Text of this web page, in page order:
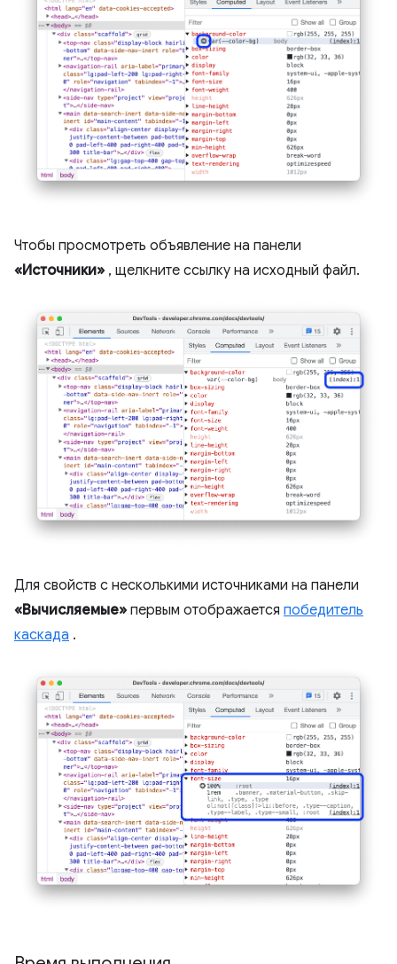
Чтобы просмотреть объявление на панели
«Источники» , щелкните ссылку на исходный файл.
Для свойств с несколькими источниками на панели
«Вычисляемые» первым отображается победитель
каскада .